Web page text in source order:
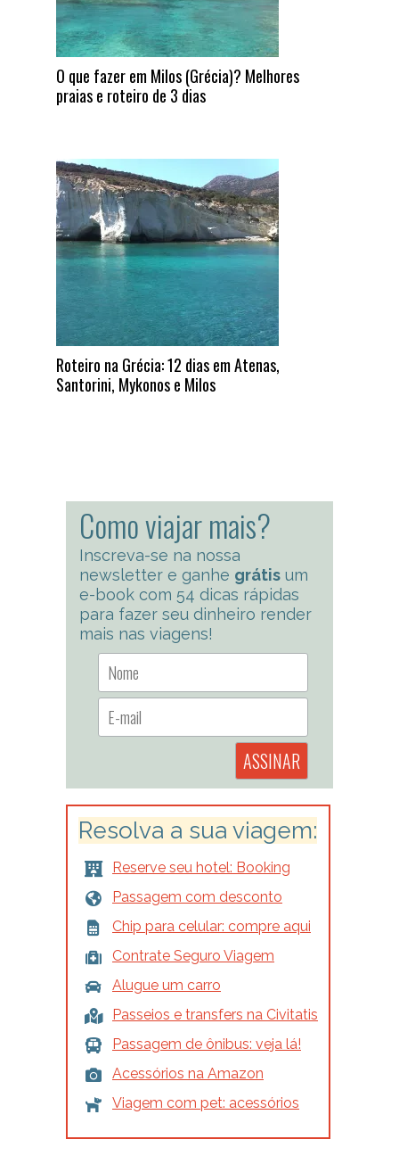
O que fazer em Milos (Grécia)? Melhores
praias e roteiro de 3 dias
Roteiro na Grécia: 12 dias em Atenas,
Santorini, Mykonos e Milos
Como viajar mais?
Inscreva-se na nossa
newsletter e ganhe grátis um
e-book com 54 dicas rápidas
para fazer seu dinheiro render
mais nas viagens!
Resolva a sua viagem:
Reserve seu hotel: Booking
Passagem com desconto
Chip para celular: compre aqui
Contrate Seguro Viagem
Alugue um carro
Passeios e transfers na Civitatis
Passagem de ônibus: veja lá!
Acessórios na Amazon
Viagem com pet: acessórios